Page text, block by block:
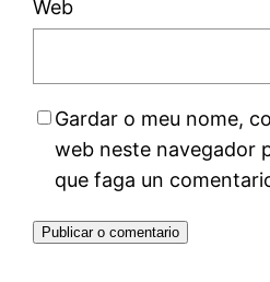
Web
Gardar o meu nome,
web neste navegador
que faga un